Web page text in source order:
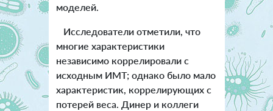
моделей.
Исследователи отметили, что
многие характеристики
независимо коррелировали с
исходным ИМТ; однако было мало
характеристик, коррелирующих с
потерей веса. Динер и коллеги